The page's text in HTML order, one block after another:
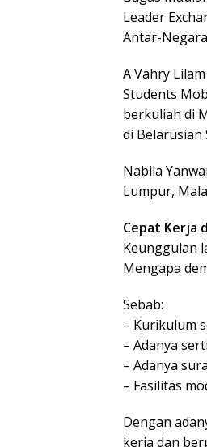
Leader
Antar-Negara
A Vahry
Students
berkuliah di
di Belarusian
Nabila
Lumpur,
Cepat Kerja
Keunggulan
Mengapa
Sebab:
– Kurikulum
– Adanya
– Adanya
– Fasilitas
Dengan
kerja dan